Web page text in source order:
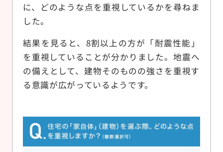
に、どのような点を重視しているかを尋ねま
した。
結果を見ると、8割以上の方が「耐震性能」
を重視していることが分かりました。地震へ
の備えとして、建物そのものの強さを重視す
る意識が広がっているようです。